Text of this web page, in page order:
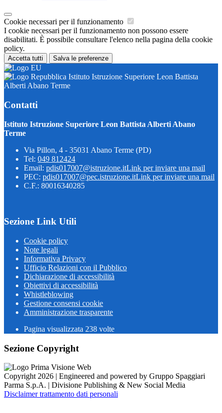
Cookie necessari per il funzionamento
I cookie necessari per il funzionamento non possono essere
disabilitati. È possibile consultare l'elenco nella pagina della cookie
policy.
Accetta tutti Salva le preferenze
Istituto Istruzione Superiore Leon Battista
Alberti Abano Terme
Contatti
Istituto Istruzione Superiore Leon Battista Alberti Abano
Terme
Via Pillon, 4 - 35031 Abano Terme (PD)
Tel: 049 812424
Email: pdis017007@istruzione.itLink per inviare una mail
PEC: pdis017007@pec.istruzione.itLink per inviare una mail
C.F.: 80016340285
Sezione Link Utili
Cookie policy
Note legali
Informativa Privacy
Ufficio Relazioni con il Pubblico
Dichiarazione di accessibilità
Obiettivi di accessibilità
Whistleblowing
Gestione consensi cookie
Amministrazione trasparente
Pagina visualizzata 238 volte
Sezione Copyright
Copyright 2026 | Engineered and powered by Gruppo Spaggiari
Parma S.p.A. | Divisione Publishing & New Social Media
Disclaimer trattamento dati personali